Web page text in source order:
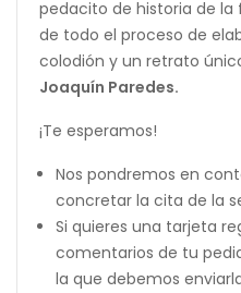
pedacito de historia de
de todo el proceso de
colodión y un retrato
Joaquín Paredes.
¡Te esperamos!
Nos pondremos en
concretar la cita de la
Si quieres una tarjeta
comentarios de tu
la que debemos